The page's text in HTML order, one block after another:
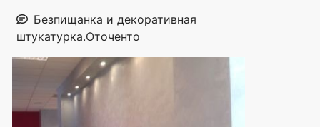
Безпищанка и декоративная
штукатурка.Оточенто